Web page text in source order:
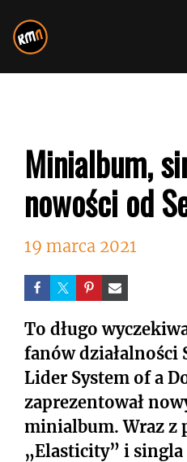
do
treści
Minialbum,
nowości od
19 marca 2021
To długo
fanów działalności
Lider System of a
zaprezentował
minialbum. Wraz z
„Elasticity” i singla